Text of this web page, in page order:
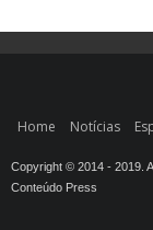
Home Notícias
Copyright © 2014 - 2019.
Conteúdo Press